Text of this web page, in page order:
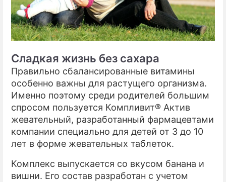
Сладкая жизнь без сахара
Правильно сбалансированные витамины
особенно важны для растущего организма.
Именно поэтому среди родителей большим
спросом пользуется Компливит® Актив
жевательный, разработанный фармацевтами
компании специально для детей от 3 до 10
лет в форме жевательных таблеток.
Комплекс выпускается со вкусом банана и
вишни. Его состав разработан с учетом